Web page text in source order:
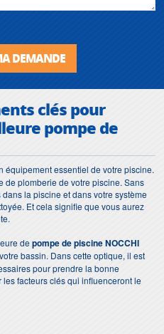
DEMANDE
clés pour
pompe de
équipement essentiel de votre piscine.
plomberie de votre piscine. Sans
la piscine et dans votre système
Et cela signifie que vous aurez
depompe de piscine NOCCHI
bassin. Dans cette optique, il est
pour prendre la bonne
facteurs clés qui influenceront le